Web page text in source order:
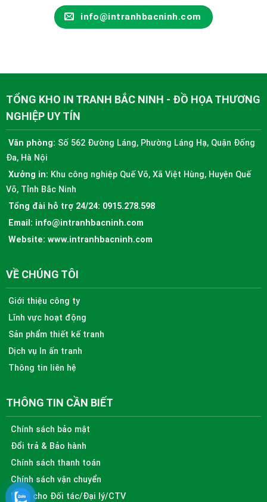
info@intranhbacninh.com
TỔNG KHO IN TRANH BẮC NINH - ĐỒ HỌA THƯƠNG
NGHIỆP UY TÍN
Văn phòng: Số 562 Đường Láng, Phường Láng Hạ, Quận Đống
Đa, Hà Nội
Xưởng in: Khu công nghiệp Quế Võ, Xã Việt Hùng, Huyện Quế
Võ, Tỉnh Bắc Ninh
Tổng đài hỗ trợ 24/24: 0915.278.598
Email: info@intranhbacninh.com
Website: www.intranhbacninh.com
VỀ CHÚNG TÔI
Giới thiệu công ty
Lĩnh vực hoạt động
Sản phẩm thiết kế tranh
Dịch vụ In ấn tranh
Thông tin liên hệ
THÔNG TIN CẦN BIẾT
Chính sách bảo mật
Đổi trả & Bảo hành
Chính sách thanh toán
Chính sách vận chuyển
Dành cho Đối tác/Đại lý/CTV